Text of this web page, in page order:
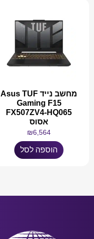
מחשב נייד Asus TUF
Gaming F15
FX507ZV4-HQ065
אסוס
₪6,564
הוספה לסל